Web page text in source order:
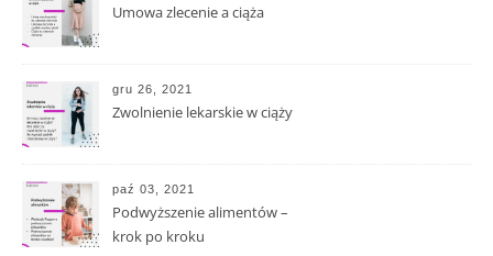
Umowa zlecenie a ciąża
gru 26, 2021
Zwolnienie lekarskie w ciąży
paź 03, 2021
Podwyższenie alimentów –
krok po kroku